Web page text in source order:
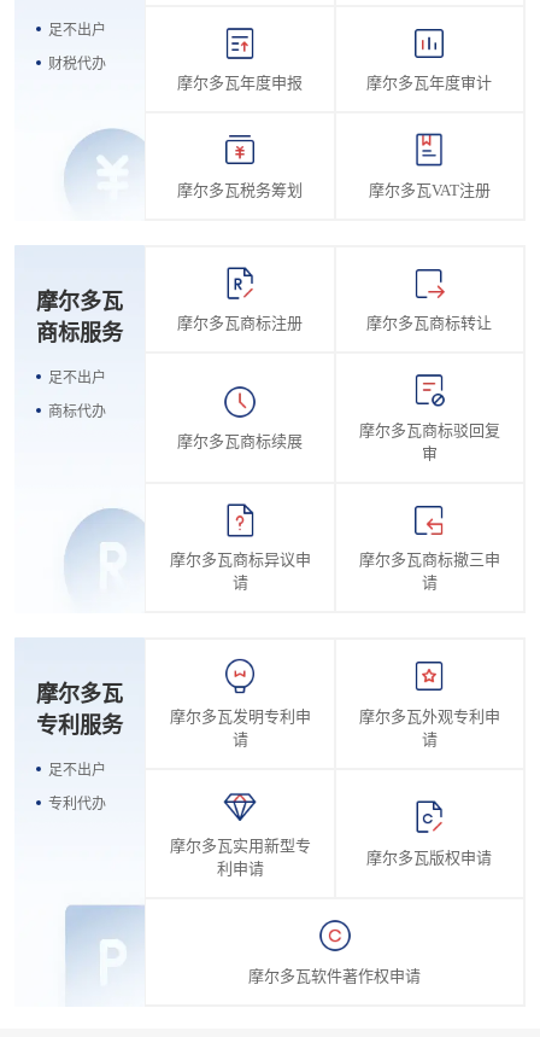
足不出户
财税代办
摩尔多瓦年度申报 摩尔多瓦年度审计
摩尔多瓦税务筹划 摩尔多瓦VAT注册
摩尔多瓦
商标服务
足不出户
商标代办
摩尔多瓦商标注册 摩尔多瓦商标转让
摩尔多瓦商标续展
摩尔多瓦商标驳回复
审
摩尔多瓦商标异议申
请
摩尔多瓦商标撤三申
请
摩尔多瓦
专利服务
足不出户
专利代办
摩尔多瓦发明专利申
请
摩尔多瓦外观专利申
请
摩尔多瓦实用新型专
利申请
摩尔多瓦版权申请
摩尔多瓦软件著作权申请